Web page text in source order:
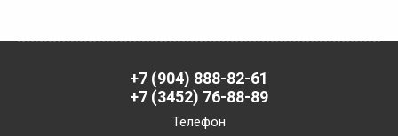
+7 (904) 888-82-61
+7 (3452) 76-88-89
Телефон